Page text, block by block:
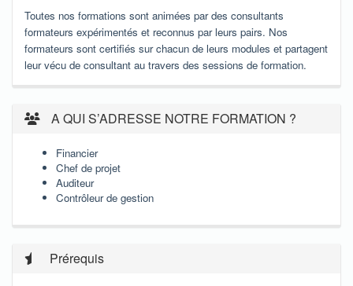
Toutes nos formations sont animées par des consultants
formateurs expérimentés et reconnus par leurs pairs. Nos
formateurs sont certifiés sur chacun de leurs modules et partagent
leur vécu de consultant au travers des sessions de formation.
A QUI S’ADRESSE NOTRE FORMATION ?
Financier
Chef de projet
Auditeur
Contrôleur de gestion
Prérequis